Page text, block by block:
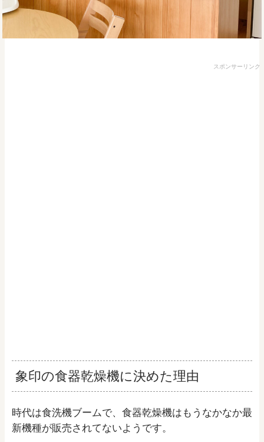
スポンサーリンク
象印の食器乾燥機に決めた理由
時代は食洗機ブームで、食器乾燥機はもうなかなか最
新機種が販売されてないようです。